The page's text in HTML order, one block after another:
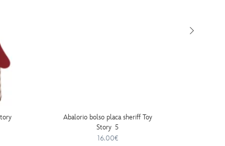
Abalorio bolso placa sheriff Toy
Story 5
16.00€